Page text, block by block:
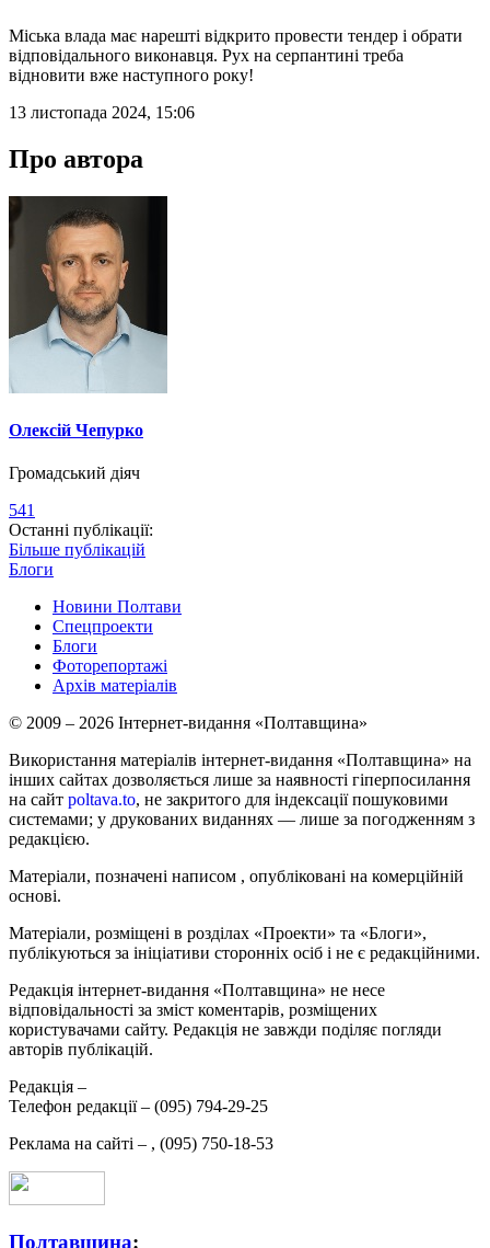
Міська влада має нарешті відкрито провести тендер і обрати
відповідального виконавця. Рух на серпантині треба
відновити вже наступного року!
13 листопада 2024, 15:06
Про автора
Олексій Чепурко
Громадський діяч
541
Останні публікації:
Більше публікацій
Блоги
Новини Полтави
Спецпроекти
Блоги
Фоторепортажі
Архів матеріалів
© 2009 – 2026 Інтернет-видання «Полтавщина»
Використання матеріалів інтернет-видання «Полтавщина» на
інших сайтах дозволяється лише за наявності гіперпосилання
на сайт poltava.to, не закритого для індексації пошуковими
системами; у друкованих виданнях — лише за погодженням з
редакцією.
Матеріали, позначені написом , опубліковані на комерційній
основі.
Матеріали, розміщені в розділах «Проекти» та «Блоги»,
публікуються за ініціативи сторонніх осіб і не є редакційними.
Редакція інтернет-видання «Полтавщина» не несе
відповідальності за зміст коментарів, розміщених
користувачами сайту. Редакція не завжди поділяє погляди
авторів публікацій.
Редакція –
Телефон редакції – (095) 794-29-25
Реклама на сайті – , (095) 750-18-53
Полтавщина: